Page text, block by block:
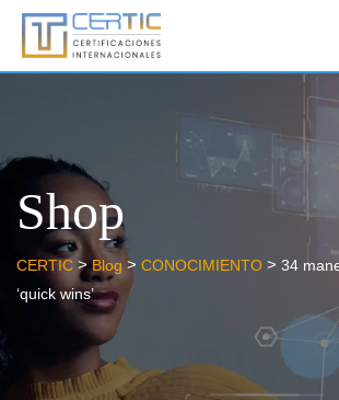
Shop
CERTIC >Blog > CONOCIMIENTO > 34
‘quick wins’